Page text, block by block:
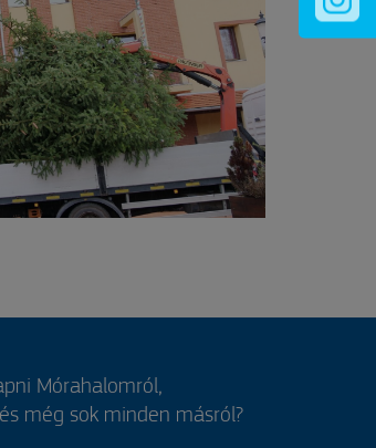
Mórahalomról,
még sok minden másról?